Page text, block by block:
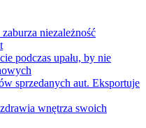
niezależność
podczas upału, by nie
sprzedanych aut. Eksportuje
wnętrza swoich